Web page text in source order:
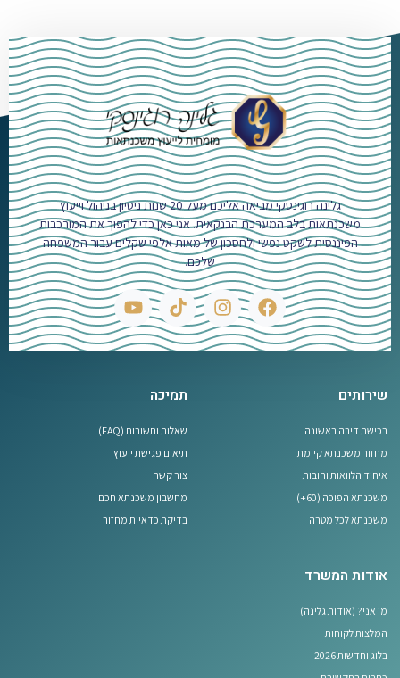
גלינה רוגינסקי מביאה אליכם מעל 20 שנות ניסיון בניהול וייעוץ
משכנתאות בלב המערכת הבנקאית. אני כאן כדי להפוך את המורכבות
הפיננסית לשקט נפשי ולחסכון של מאות אלפי שקלים עבור המשפחה
שלכם.
שירותים
רכישת דירה ראשונה
מחזור משכנתא קיימת
איחוד הלוואות וחובות
משכנתא הפוכה (60+)
משכנתא לכל מטרה
תמיכה
שאלות ותשובות (FAQ)
תיאום פגישת ייעוץ
צור קשר
מחשבון משכנתא חכם
בדיקת כדאיות מחזור
אודות המשרד
מי אני? (אודות גלינה)
המלצות לקוחות
בלוג וחדשות 2026